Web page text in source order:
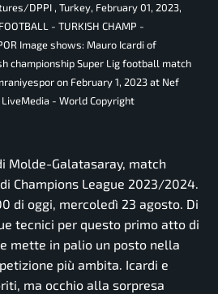
DPPI , Turkey, February 01, 2023,
- TURKISH CHAMP -
Image shows: Mauro Icardi of
championship Super Lig football match
on February 1, 2023 at Nef
- World Copyright
Molde-Galatasaray, match
Champions League 2023/2024.
di oggi, mercoledì 23 agosto. Di
tecnici per questo primo atto di
mette in palio un posto nella
più ambita. Icardi e
ma occhio alla sorpresa